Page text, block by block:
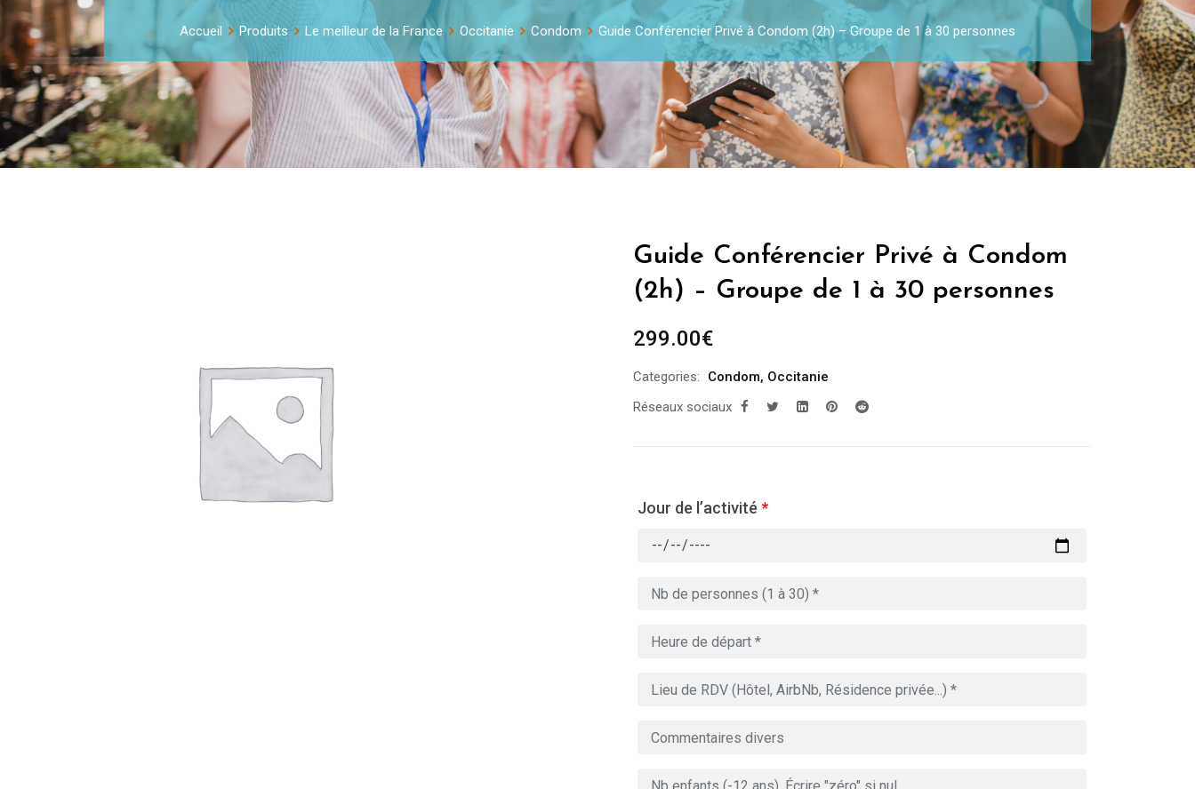
Accueil Produits Le meilleur de la France Occitanie Condom Guide Conférencier Privé à Condom (2h) – Groupe de 1 à 30 personnes
Guide Conférencier Privé à Condom
(2h) – Groupe de 1 à 30 personnes
299.00€
Categories: Condom, Occitanie
Réseaux sociaux
Jour de l’activité *